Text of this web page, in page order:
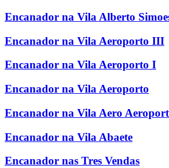
Encanador na Vila Alberto
Encanador na Vila Aeroporto III
Encanador na Vila Aeroporto I
Encanador na Vila Aeroporto
Encanador na Vila Aero
Encanador na Vila Abaete
Encanador nas Tres Vendas